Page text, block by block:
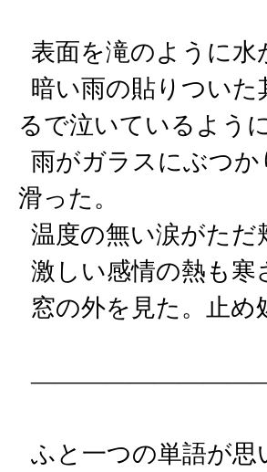
表面を滝のように
暗い雨の貼りつい
るで泣いているよう
雨がガラスにぶつ
滑った。
温度の無い涙がた
激しい感情の熱も
窓の外を見た。止
――――――――――
ふと一つの単語が思